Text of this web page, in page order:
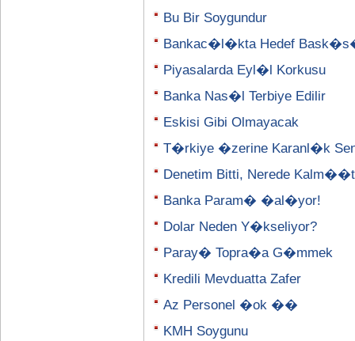
Bu Bir Soygundur
Bankac�l�kta Hedef
Piyasalarda Eyl�l Korkusu
Banka Nas�l Terbiye Edilir
Eskisi Gibi Olmayacak
T�rkiye �zerine Karanl�k
Denetim Bitti, Nerede
Banka Param� �al�yor!
Dolar Neden Y�kseliyor?
Paray� Topra�a G�mmek
Kredili Mevduatta Zafer
Az Personel �ok ��
KMH Soygunu